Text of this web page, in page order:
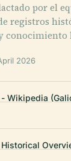
por el
registros
conocimiento
2026
Wikipedia